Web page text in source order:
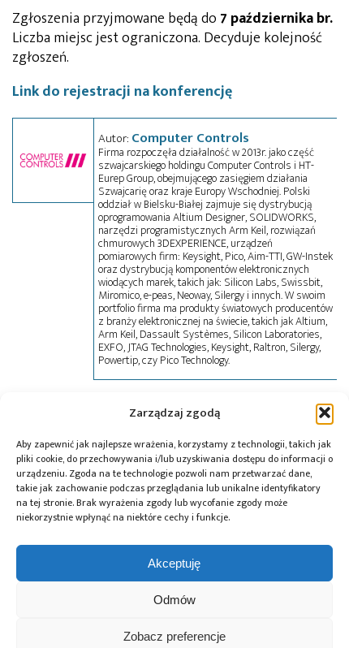
Zarządzaj zgodą
Aby zapewnić jak najlepsze wrażenia, korzystamy z technologii, takich jak
pliki cookie, do przechowywania i/lub uzyskiwania dostępu do informacji o
urządzeniu. Zgoda na te technologie pozwoli nam przetwarzać dane,
takie jak zachowanie podczas przeglądania lub unikalne identyfikatory
na tej stronie. Brak wyrażenia zgody lub wycofanie zgody może
niekorzystnie wpłynąć na niektóre cechy i funkcje.
Akceptuję
Odmów
Zobacz preferencje
Zgłoszenia przyjmowane będą do 7 października br.
Liczba miejsc jest ograniczona. Decyduje kolejność
zgłoszeń.
Link do rejestracji na konferencję
Autor: Computer Controls
Firma rozpoczęła działalność w 2013r. jako część
szwajcarskiego holdingu Computer Controls i HT-
Eurep Group, obejmującego zasięgiem działania
Szwajcarię oraz kraje Europy Wschodniej. Polski
oddział w Bielsku-Białej zajmuje się dystrybucją
oprogramowania Altium Designer, SOLIDWORKS,
narzędzi programistycznych Arm Keil, rozwiązań
chmurowych 3DEXPERIENCE, urządzeń
pomiarowych firm: Keysight, Pico, Aim-TTI, GW-Instek
oraz dystrybucją komponentów elektronicznych
wiodących marek, takich jak: Silicon Labs, Swissbit,
Miromico, e-peas, Neoway, Silergy i innych. W swoim
portfolio firma ma produkty światowych producentów
z branży elektronicznej na świecie, takich jak Altium,
Arm Keil, Dassault Systèmes, Silicon Laboratories,
EXFO, JTAG Technologies, Keysight, Raltron, Silergy,
Powertip, czy Pico Technology.
Altium Designer,Computer Controls szkolenie
Przeczytaj również:
prezentują
pamięci masowej Edge AI